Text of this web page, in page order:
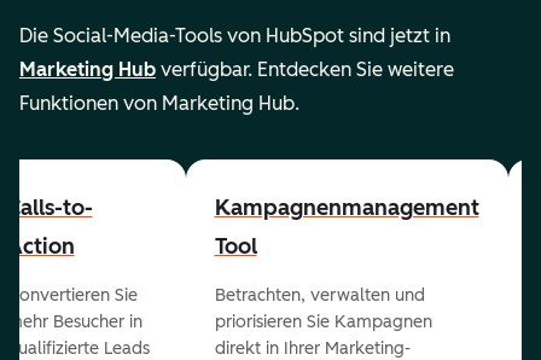
Die Social-Media-Tools von HubSpot sind jetzt in
Marketing Hub verfügbar. Entdecken Sie weitere
Funktionen von Marketing Hub.
Calls-to-
Action
Konvertieren Sie
mehr Besucher in
qualifizierte Leads
Kampagnenmanagement
Tool
Betrachten, verwalten und
priorisieren Sie Kampagnen
direkt in Ihrer Marketing-